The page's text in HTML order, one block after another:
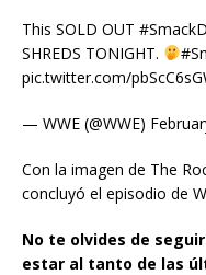
This SOLD OUT
SHREDS TONIGHT.
pic.twitter.com/
— WWE (@WWE)
Con la imagen de The
concluyó el episodio de
No te olvides de
estar al tanto de las